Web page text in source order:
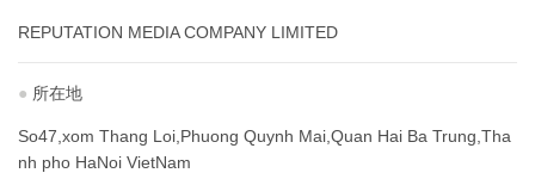
REPUTATION MEDIA COMPANY LIMITED
● 所在地
So47,xom Thang Loi,Phuong Quynh Mai,Quan Hai Ba Trung,Tha
nh pho HaNoi VietNam